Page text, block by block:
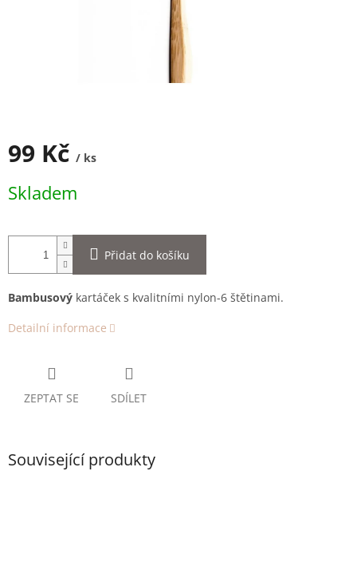
99 Kč / ks
cena:
Skladem
Přidat do košíku
Bambusový kartáček s kvalitními nylon-6 štětinami.
Detailní informace
ZEPTAT SE SDÍLET
Související produkty